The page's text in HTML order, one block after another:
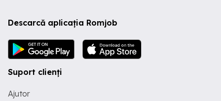
Descarcă aplicația Romjob
Suport clienți
Ajutor